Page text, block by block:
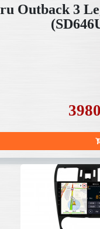
Outback 3